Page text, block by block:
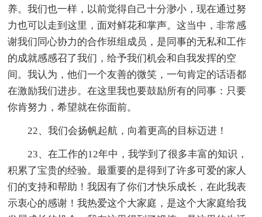
养。我们也一样，以前觉得自己十分渺小，现在通过努
力也可以走到这里，面对鲜花和掌声。这当中，非常感
谢我们同心协力的合作班组成员，是同事的无私和工作
的成就感感召了我们，给予我们机会和自我发挥的空
间。我认为，他们一个友善的微笑，一句肯定的话语都
在激励我们进步。在这里我也要鼓励所有的同事：只要
你肯努力，希望就在你面前。
22、我们会扬帆起航，向着更高的目标迈进！
23、在工作的12年中，我学到了很多丰富的知识，
积累了宝贵的经验。最重要的是得到了许多可爱的家人
们的支持和帮助！我因有了你们才快乐成长，在此我表
示衷心的感谢！我热爱这个大家庭，是这个大家庭给我